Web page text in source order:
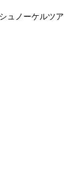
ュノーケルツア